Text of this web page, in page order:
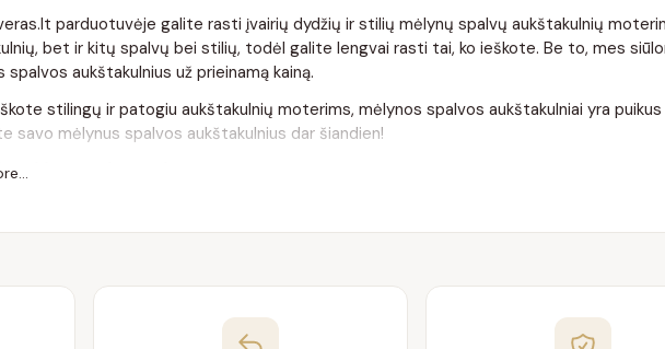
parduotuvėje galite rasti įvairių dydžių ir stilių mėlynų spalvų aukštakulnių
bet ir kitų spalvų bei stilių, todėl galite lengvai rasti tai, ko ieškote. Be to, mes
spalvos aukštakulnius už prieinamą kainą.
stilingų ir patogiu aukštakulnių moterims, mėlynos spalvos aukštakulniai yra
savo mėlynus spalvos aukštakulnius dar šiandien!
ir atsakymai: